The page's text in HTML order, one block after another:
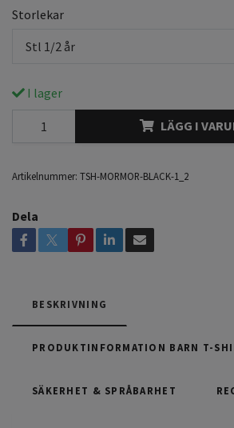
Storlekar
Stl 1/2 år
I lager
LÄGG I
Artikelnummer: TSH-MORMOR-BLACK-1_2
Dela
BESKRIVNING
PRODUKTINFORMATION BARN T-
SÄKERHET & SPRÅBARHET